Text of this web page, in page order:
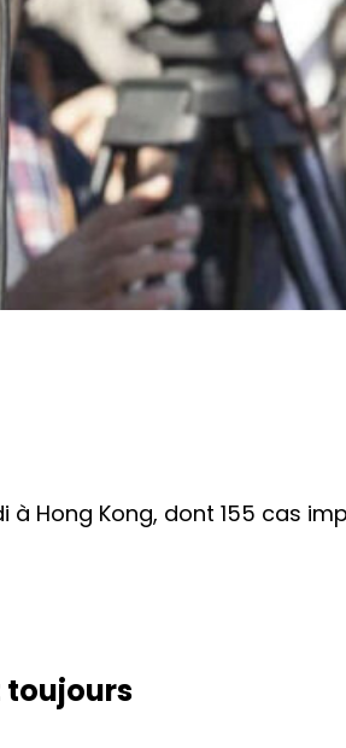
Hong Kong, dont 155 cas
toujours